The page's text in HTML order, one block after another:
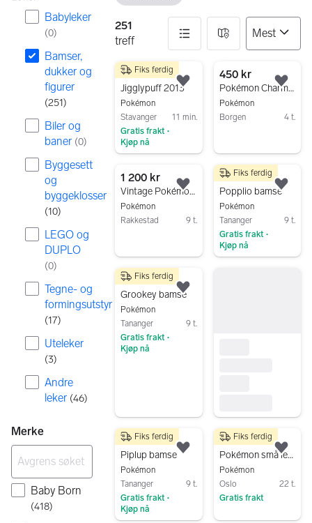
Babyleker
(0)
Bamser,
dukker og
figurer
(251)
Biler og
baner (0)
Byggesett
og
byggeklosser
(10)
LEGO og
DUPLO
(0)
Tegne- og
formingsutstyr
(17)
Uteleker
(3)
Andre
leker (46)
Merke
Baby Born
(418)
251
treff
251 resultater
250 kr
Jigglypuff 2013
Pokémon
Stavanger
11 min.
Gratis frakt •
Kjøp nå
Fiks ferdig
Legg til som favoritt.
450 kr
Pokémon Charmander stor 90cm kosebamse
Pokémon
Borgen
4 t.
1 200 kr
Vintage Pokémon Togepi kosedyr / plush
Pokémon
Rakkestad
9 t.
Legg til som favoritt.
150 kr
Popplio bamse
Pokémon
Tananger
9 t.
Gratis frakt •
Kjøp nå
Fiks ferdig
150 kr
Grookey bamse
Pokémon
Tananger
9 t.
Gratis frakt •
Kjøp nå
Fiks ferdig
150 kr
Piplup bamse
Pokémon
Tananger
9 t.
Gratis frakt •
Kjøp nå
Fiks ferdig
Legg til som favoritt.
200 kr
Pokémon små leker / figurer med shimmer 8 stk 2018
Pokémon
Oslo
22 t.
Gratis frakt
Fiks ferdig
Gå til annonsen